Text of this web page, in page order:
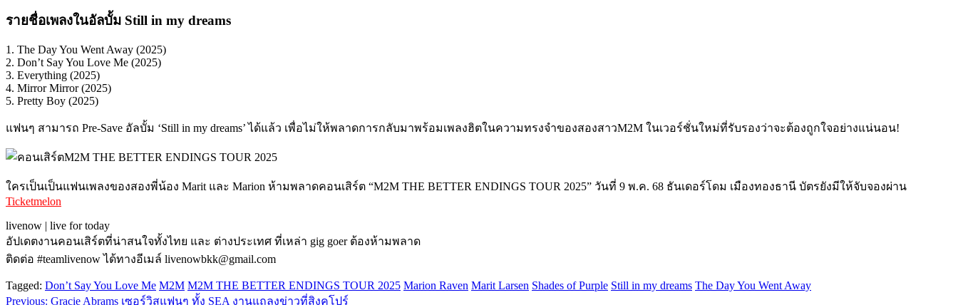
รายชื่อเพลงในอัลบั้ม Still in my dreams
1. The Day You Went Away (2025)
2. Don’t Say You Love Me (2025)
3. Everything (2025)
4. Mirror Mirror (2025)
5. Pretty Boy (2025)
แฟนๆ สามารถ Pre-Save อัลบั้ม ‘Still in my dreams’ ได้แล้ว เพื่อไม่ให้พลาดการกลับมาพร้อมเพลงฮิตในความทรงจำของสองสาวM2M ในเวอร์ชั่นใหม่ที่รับรองว่าจะต้องถูกใจอย่างแน่นอน!
ใครเป็นเป็นแฟนเพลงของสองพี่น้อง Marit และ Marion ห้ามพลาดคอนเสิร์ต “M2M THE BETTER ENDINGS TOUR 2025” วันที่ 9 พ.ค. 68 ธันเดอร์โดม เมืองทองธานี บัตรยังมีให้จับจองผ่าน
Ticketmelon
livenow | live for today
อัปเดตงานคอนเสิร์ตที่น่าสนใจทั้งไทย และ ต่างประเทศ ที่เหล่า gig goer ต้องห้ามพลาด
ติดต่อ #teamlivenow ได้ทางอีเมล์ livenowbkk@gmail.com
Tagged: Don’t Say You Love Me M2M M2M THE BETTER ENDINGS TOUR 2025 Marion Raven Marit Larsen Shades of Purple Still in my dreams The Day You Went Away
Previous: Gracie Abrams เซอร์วิสแฟนๆ ทั้ง SEA งานแถลงข่าวที่สิงคโปร์